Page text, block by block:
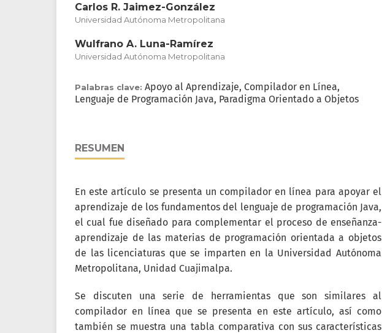
Carlos R. Jaimez-González
Universidad Autónoma Metropolitana
Wulfrano A. Luna-Ramírez
Universidad Autónoma Metropolitana
Palabras clave: Apoyo al Aprendizaje, Compilador en Línea,
Lenguaje de Programación Java, Paradigma Orientado a Objetos
RESUMEN
En este artículo se presenta un compilador en línea para apoyar el
aprendizaje de los fundamentos del lenguaje de programación Java,
el cual fue diseñado para complementar el proceso de enseñanza-
aprendizaje de las materias de programación orientada a objetos
de las licenciaturas que se imparten en la Universidad Autónoma
Metropolitana, Unidad Cuajimalpa.
Se discuten una serie de herramientas que son similares al
compilador en línea que se presenta en este artículo, así como
también se muestra una tabla comparativa con sus características